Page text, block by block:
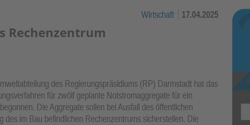
Wirtschaft 17.04.2025
Rechenzentrum
des Regierungspräsidiums (RP) Darmstadt hat das
für zwölf geplante Notstromaggregate für ein
Die Aggregate sollen bei Ausfall des öffentlichen
des im Bau befindlichen Rechenzentrums sicherstellen. Die